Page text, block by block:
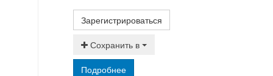
Зарегистрироваться
Сохранить в
Подробнее